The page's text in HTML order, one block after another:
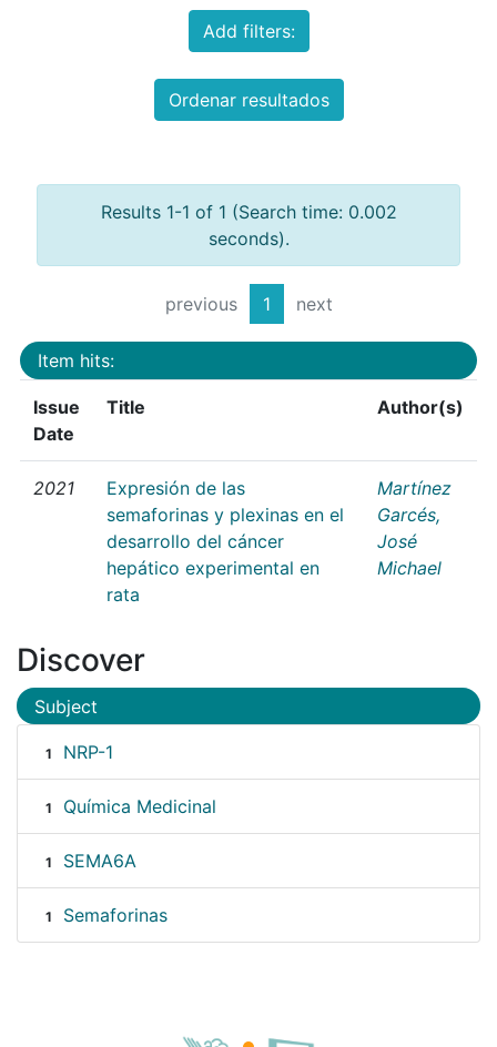
Add filters:
Ordenar resultados
Results 1-1 of 1 (Search time: 0.002
seconds).
previous 1 next
Item hits:
Issue
Date
Title Author(s)
2021
Expresión de las
semaforinas y plexinas en el
desarrollo del cáncer
hepático experimental en
rata
Martínez
Garcés,
José
Michael
Discover
Subject
1 NRP-1
1 Química Medicinal
1 SEMA6A
1 Semaforinas